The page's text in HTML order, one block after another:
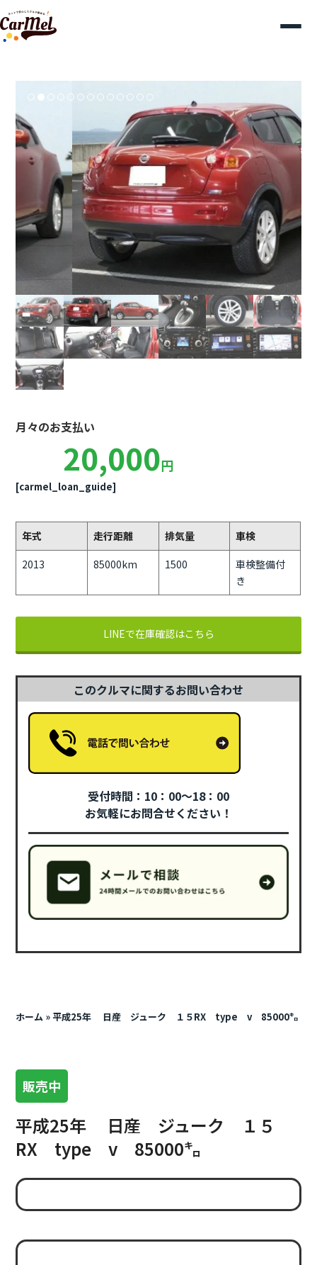
月々のお支払い
20,000円
[carmel_loan_guide]
年式 走行距離 排気量
車検
2013
85000km 1500
車検整備付
き
LINEで在庫確認はこちら
このクルマに関するお問い合わせ
受付時間：10：00～18：00
お気軽にお問合せください！
ホーム » 平成25年 日産 ジューク １５RX type v 85000㌔
販売中
平成25年 日産 ジューク １５
RX type v 85000㌔